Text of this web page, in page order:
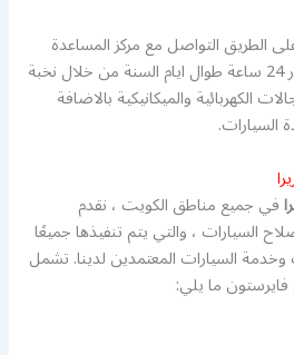
الطريق التواصل مع مركز المساعدة
الطارئة والذي يعمل على مدار 24 ساعة طوال ايام السنة من خلال نخبة
الكهربائية والميكانيكية بالاضافة
في جميع مناطق الكويت ، نقدم
السيارات ، والتي يتم تنفيذها جميعًا
السيارات المعتمدين لدينا. تشمل
ما يلي: